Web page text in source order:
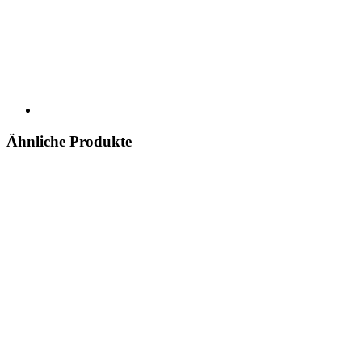
Ähnliche Produkte